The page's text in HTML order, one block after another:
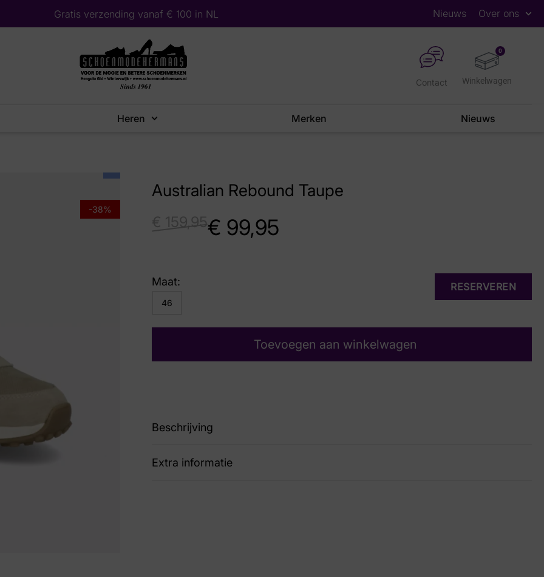
Gratis verzending vanaf € 100 in NL Nieuws Over ons
0
Contact
Heren Merken Nieuws
-38%
Australian Rebound Taupe
159,95€ 99,95
RESERVEREN
Maat:
46
Toevoegen aan winkelwagen
Beschrijving
Line Vj23
Extra informatie